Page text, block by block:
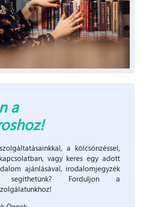
a
a kölcsönzéssel,
vagy keres egy adott
ajánlásával, irodalomjegyzék
segíthetünk? Forduljon a